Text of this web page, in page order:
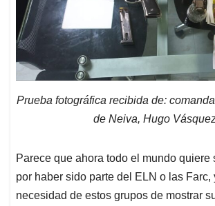
Prueba fotográfica recibida de:
de Neiva, Hugo
Parece que ahora todo el mundo quiere
por haber sido parte del ELN o las Farc,
necesidad de estos grupos de mostrar